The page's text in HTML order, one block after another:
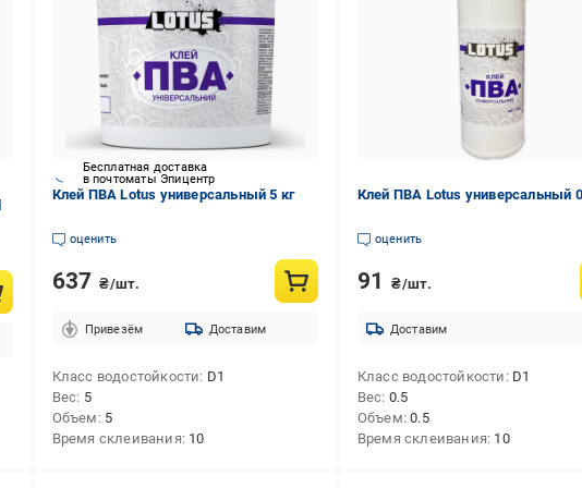
Бесплатная доставка
в почтоматы Эпицентр
Клей ПВА Lotus универсальный 5 кг
оценить
637 ₴/шт.
Привезём Доставим
Класс водостойкости D1
Вес 5
Объем 5
Время склеивания 10
Клей ПВА Lotus универсальный
оценить
91 ₴/шт.
Доставим
Класс водостойкости D1
Вес 0.5
Объем 0.5
Время склеивания 10